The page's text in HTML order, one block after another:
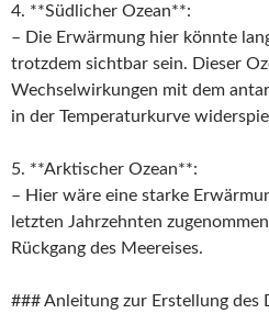
4. **Südlicher Ozean**:
– Die Erwärmung hier könnte
trotzdem sichtbar sein. Dieser
Wechselwirkungen mit dem
in der Temperaturkurve
5. **Arktischer Ozean**:
– Hier wäre eine starke
letzten Jahrzehnten
Rückgang des Meereises.
### Anleitung zur Erstellung des